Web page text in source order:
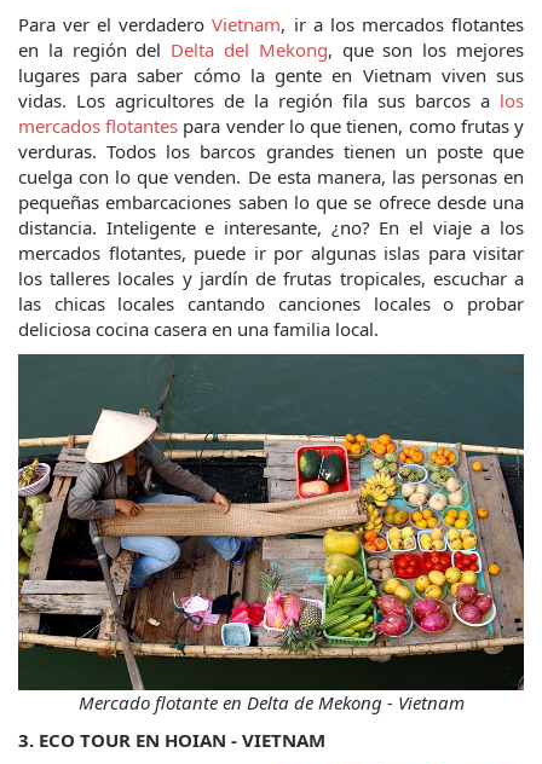
Para ver el verdadero Vietnam, ir a los mercados flotantes
en la región del Delta del Mekong, que son los mejores
lugares para saber cómo la gente en Vietnam viven sus
vidas. Los agricultores de la región fila sus barcos a los
mercados flotantes para vender lo que tienen, como frutas y
verduras. Todos los barcos grandes tienen un poste que
cuelga con lo que venden. De esta manera, las personas en
pequeñas embarcaciones saben lo que se ofrece desde una
distancia. Inteligente e interesante, ¿no? En el viaje a los
mercados flotantes, puede ir por algunas islas para visitar
los talleres locales y jardín de frutas tropicales, escuchar a
las chicas locales cantando canciones locales o probar
deliciosa cocina casera en una familia local.
Mercado flotante en Delta de Mekong - Vietnam
3. ECO TOUR EN HOIAN - VIETNAM